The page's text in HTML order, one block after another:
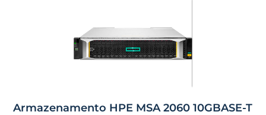
Armazenamento HPE MSA 2060 10GBASE-T